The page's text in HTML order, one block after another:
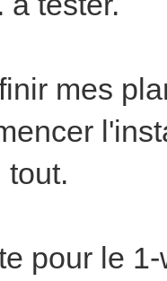
mes
tout.
pour le